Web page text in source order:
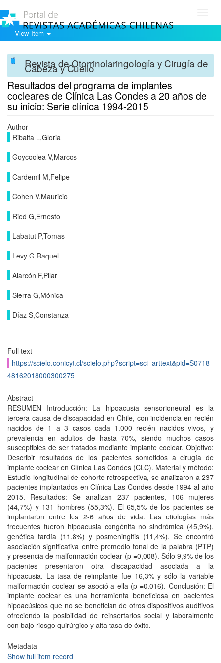
View Item
Revista de Otorrinolaringología y Cirugía de
Cabeza y Cuello
Resultados del programa de implantes
cocleares de Clínica Las Condes a 20 años de
su inicio: Serie clínica 1994-2015
Author
Ribalta L,Gloria
Goycoolea V,Marcos
Cardemil M,Felipe
Cohen V,Mauricio
Ried G,Ernesto
Labatut P,Tomas
Levy G,Raquel
Alarcón F,Pilar
Sierra G,Mónica
Díaz S,Constanza
Full text
https://scielo.conicyt.cl/scielo.php?script=sci_arttext&pid=S0718-
48162018000300275
Abstract
RESUMEN Introducción: La hipoacusia sensorioneural es la
tercera causa de discapacidad en Chile, con incidencia en recién
nacidos de 1 a 3 casos cada 1.000 recién nacidos vivos, y
prevalencia en adultos de hasta 70%, siendo muchos casos
susceptibles de ser tratados mediante implante coclear. Objetivo:
Describir resultados de los pacientes sometidos a cirugía de
implante coclear en Clínica Las Condes (CLC). Material y método:
Estudio longitudinal de cohorte retrospectiva, se analizaron a 237
pacientes implantados en Clínica Las Condes desde 1994 al año
2015. Resultados: Se analizan 237 pacientes, 106 mujeres
(44,7%) y 131 hombres (55,3%). El 65,5% de los pacientes se
implantaron entre los 2-6 años de vida. Las etiologías más
frecuentes fueron hipoacusia congénita no sindrómica (45,9%),
genética tardía (11,8%) y posmeningitis (11,4%). Se encontró
asociación significativa entre promedio tonal de la palabra (PTP)
y presencia de malformación coclear (p =0,008). Sólo 9,9% de los
pacientes presentaron otra discapacidad asociada a la
hipoacusia. La tasa de reimplante fue 16,3% y sólo la variable
malformación coclear se asoció a ella (p =0,016). Conclusión: El
implante coclear es una herramienta beneficiosa en pacientes
hipoacúsicos que no se benefician de otros dispositivos auditivos
ofreciendo la posibilidad de reinsertarlos social y laboralmente
con bajo riesgo quirúrgico y alta tasa de éxito.
Metadata
Show full item record